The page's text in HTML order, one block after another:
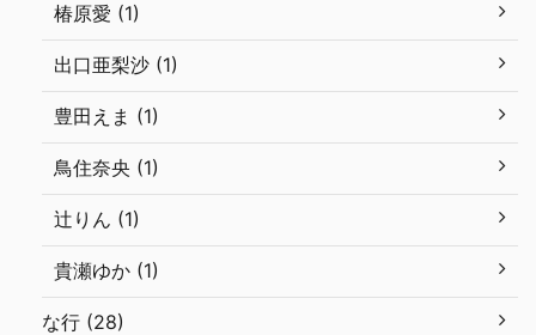
椿原愛 (1)
出口亜梨沙 (1)
豊田えま (1)
鳥住奈央 (1)
辻りん (1)
貴瀬ゆか (1)
な行 (28)